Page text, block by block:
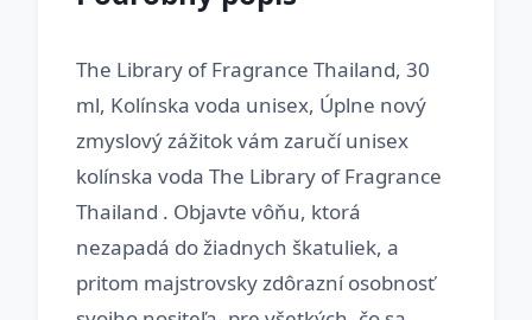
The Library of Fragrance Thailand, 30
ml, Kolínska voda unisex, Úplne nový
zmyslový zážitok vám zaručí unisex
kolínska voda The Library of Fragrance
Thailand . Objavte vôňu, ktorá
nezapadá do žiadnych škatuliek, a
pritom majstrovsky zdôrazní osobnosť